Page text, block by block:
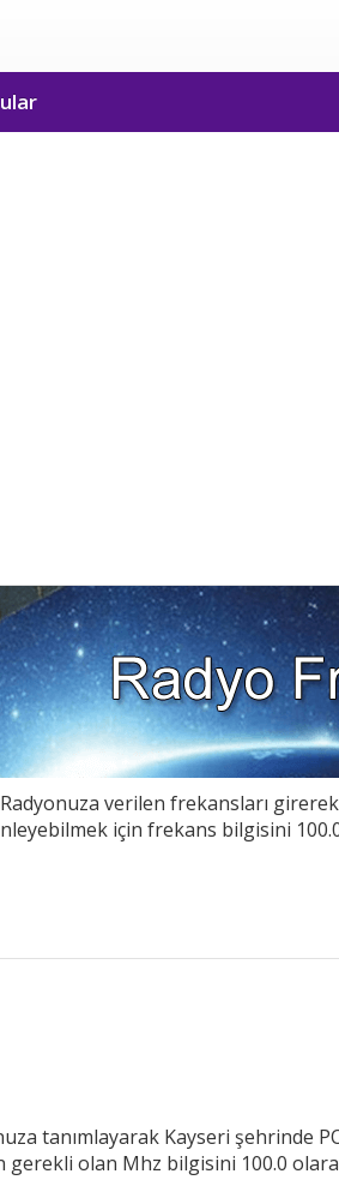
verilen frekansları
için frekans bilgisini
tanımlayarak Kayseri şehrinde
gerekli olan Mhz bilgisini 100.0